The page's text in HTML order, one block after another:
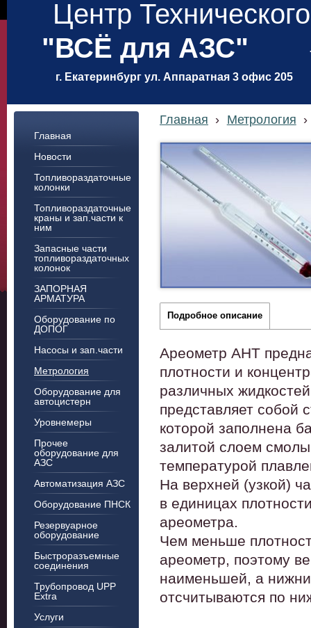
Центр
г. Екатеринбург ул. Аппаратная 3 офис 205
"ВСЁ для АЗС"
Главная
Новости
Топливораздаточные
колонки
Топливораздаточные
краны и зап.части к
ним
Запасные части
топливораздаточных
колонок
ЗАПОРНАЯ
АРМАТУРА
Оборудование по
ДОПОГ
Насосы и зап.части
Метрология
Оборудование для
автоцистерн
Уровнемеры
Прочее
оборудование для
АЗС
Автоматизация АЗС
Оборудование ПНСК
Резервуарное
оборудование
Быстроразъемные
соединения
Трубопровод UPP
Extra
Услуги
Главная › Метрология ›
Подробное описание
Ареометр АНТ
плотности и
различных
представляет собой
которой заполнена
залитой слоем
температурой
На верхней (узкой)
в единицах
ареометра.
Чем меньше
ареометр, поэтому
наименьшей, а
отсчитываются по